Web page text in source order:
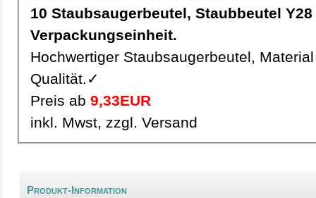
10 Staubsaugerbeutel, Staubbeutel Y28 pro
Verpackungseinheit.
Hochwertiger Staubsaugerbeutel,
Qualität.✓
Preis ab 9,33EUR
inkl. Mwst, zzgl. Versand
Produkt-Information